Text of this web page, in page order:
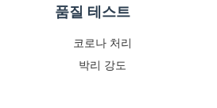
품질 테스트
코로나 처리
박리 강도